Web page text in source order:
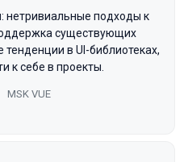
нетривиальные подходы к
существующих
в UI-библиотеках,
к себе в проекты.
MSK VUE